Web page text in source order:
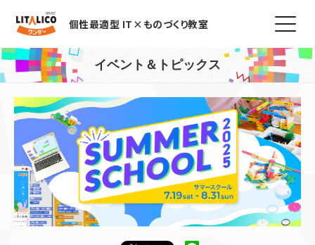
個性最適型 IT×ものづくり教室
イベント＆トピックス